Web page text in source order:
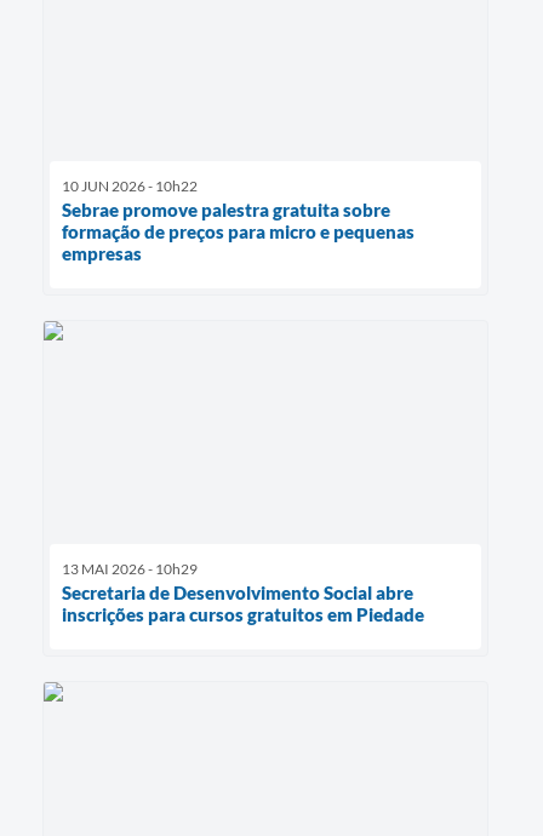
10 JUN 2026 - 10h22
Sebrae promove palestra gratuita sobre
formação de preços para micro e pequenas
empresas
13 MAI 2026 - 10h29
Secretaria de Desenvolvimento Social abre
inscrições para cursos gratuitos em Piedade